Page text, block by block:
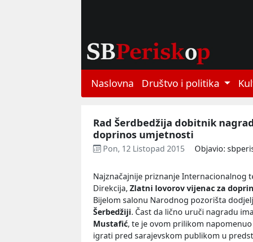
Naslovna Društvo i politika
Rad Šerdbedžija dobitnik
doprinos umjetnosti
Pon, 12 Listopad 2015 Objavio:
Najznačajnije priznanje Internacionalnog
Direkcija, Zlatni lovorov vijenac za
Bijelom salonu Narodnog pozorišta
Šerbedžiji. Čast da lično uruči nagradu
Mustafić, te je ovom prilikom
igrati pred sarajevskom publikom u